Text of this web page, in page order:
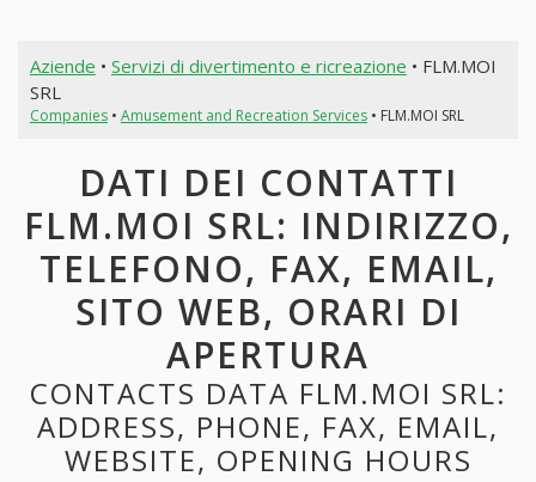
Aziende • Servizi di divertimento e ricreazione • FLM.MOI
SRL
Companies• Amusement and Recreation Services• FLM.MOI SRL
DATI DEI CONTATTI
FLM.MOI SRL: INDIRIZZO,
TELEFONO, FAX, EMAIL,
SITO WEB, ORARI DI
APERTURA
CONTACTS DATA FLM.MOI SRL:
ADDRESS, PHONE, FAX, EMAIL,
WEBSITE, OPENING HOURS